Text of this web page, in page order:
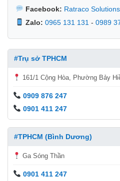
Facebook: Ratraco
Zalo: 0965 131 131 - 0989
#Trụ sở TPHCM
161/1 Cộng Hòa, Phường Bảy
0909 876 247
0901 411 247
#TPHCM (Bình Dương)
Ga Sóng Thần
0901 411 247